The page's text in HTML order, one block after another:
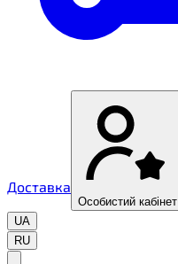
Доставка
Особистий кабінет
UA
RU